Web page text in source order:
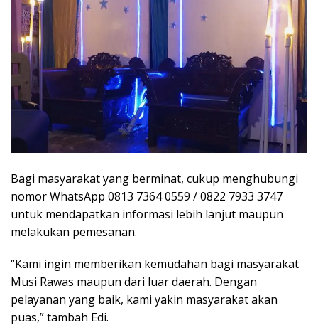
Bagi masyarakat yang berminat, cukup menghubungi
nomor WhatsApp 0813 7364 0559 / 0822 7933 3747
untuk mendapatkan informasi lebih lanjut maupun
melakukan pemesanan.
“Kami ingin memberikan kemudahan bagi masyarakat
Musi Rawas maupun dari luar daerah. Dengan
pelayanan yang baik, kami yakin masyarakat akan
puas,” tambah Edi.